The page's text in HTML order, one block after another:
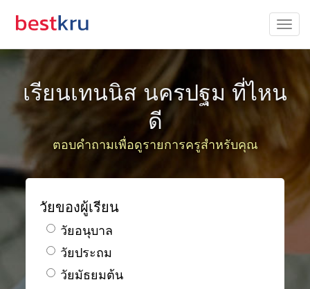
เรียนเทนนิส นครปฐม ที่ไหน
ดี
ตอบคำถามเพื่อดูรายการครูสำหรับคุณ
วัยของผู้เรียน
วัยอนุบาล
วัยประถม
วัยมัธยมต้น